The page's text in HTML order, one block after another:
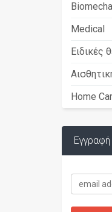
Medical
Ειδικές
Home